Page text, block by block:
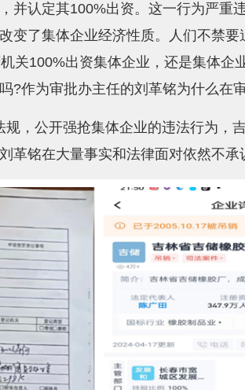
并认定其100%出资。这一行为严重
变了集体企业经济性质。人们不禁
关100%出资集体企业，还是集体企
?作为审批办主任的刘革铭为什么在
，公开强抢集体企业的违法行为，
革铭在大量事实和法律面对依然不承